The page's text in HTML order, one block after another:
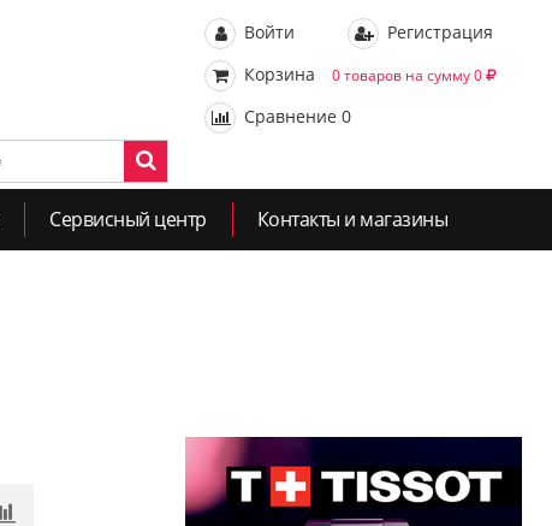
Войти
Регистрация
Корзина
0 товаров на сумму 0
Сравнение 0
Сервисный центр Контакты и магазины